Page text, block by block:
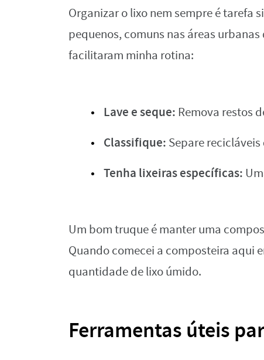
Organizar o lixo nem sempre é tarefa
pequenos, comuns nas áreas
facilitaram minha rotina:
Lave e seque: Remova restos
Classifique: Separe
Tenha lixeiras específicas:
Um bom truque é manter uma
Quando comecei a composteira aqui
quantidade de lixo úmido.
Ferramentas úteis